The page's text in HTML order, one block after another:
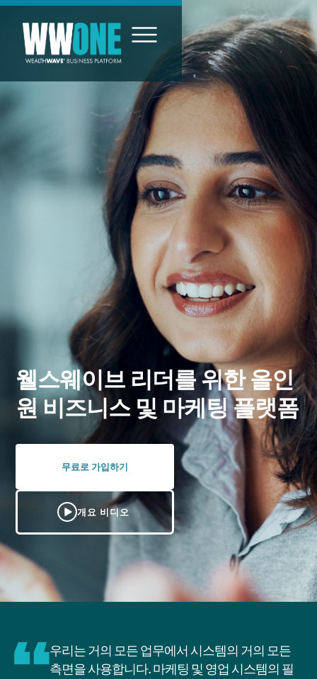
웰스웨이브 리더를 위한 올인
원 비즈니스 및 마케팅 플랫폼
무료로 가입하기
개요 비디오
우리는 거의 모든 업무에서 시스템의 거의 모든
측면을 사용합니다. 마케팅 및 영업 시스템의 필